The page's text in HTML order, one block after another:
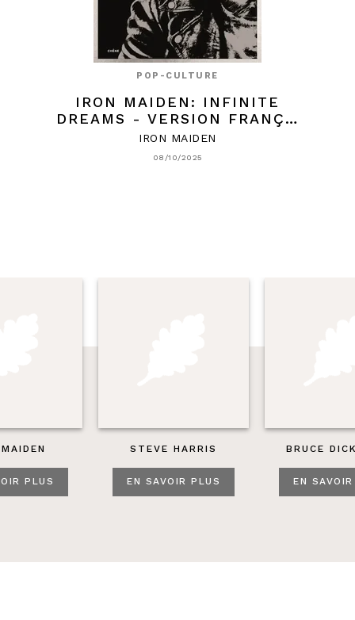
POP-CULTURE
IRON MAIDEN: INFINITE
DREAMS - VERSION FRANÇ…
IRON MAIDEN
08/10/2025
PLUS
STEVE HARRIS
EN SAVOIR PLUS
BRUCE
EN